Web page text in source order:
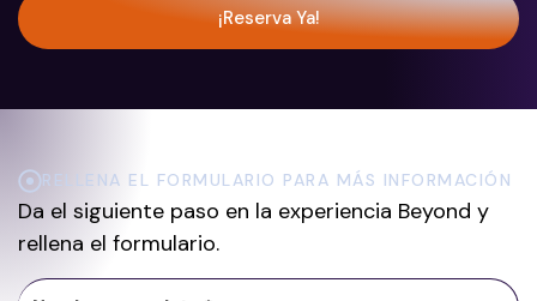
¡Reserva Ya!
RELLENA EL FORMULARIO PARA MÁS INFORMACIÓN
Da el siguiente paso en la experiencia Beyond y
rellena el formulario.